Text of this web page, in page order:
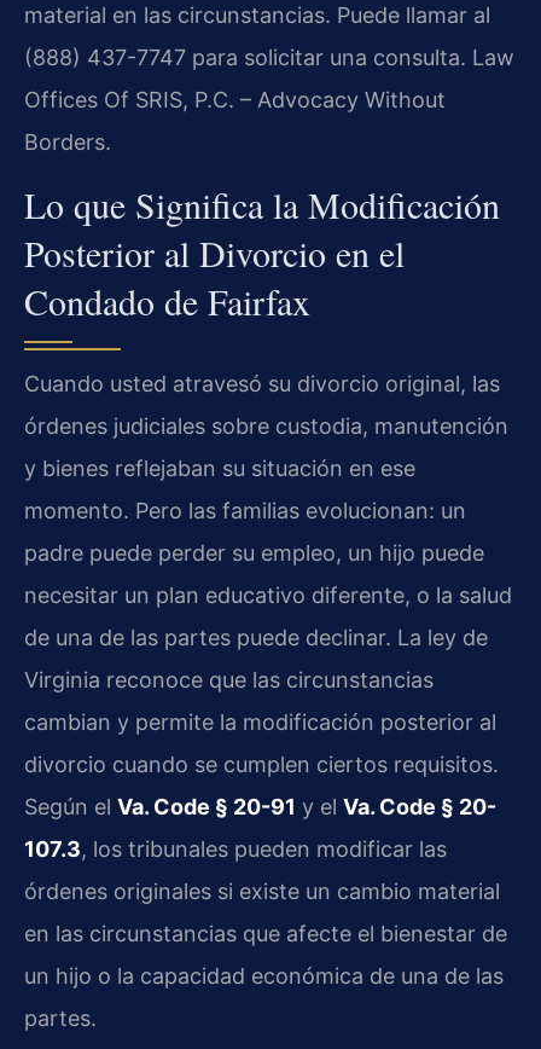
material en las circunstancias. Puede llamar al
(888) 437-7747 para solicitar una consulta. Law
Offices Of SRIS, P.C. – Advocacy Without
Borders.
Lo que Significa la Modificación
Posterior al Divorcio en el
Condado de Fairfax
Cuando usted atravesó su divorcio original, las
órdenes judiciales sobre custodia, manutención
y bienes reflejaban su situación en ese
momento. Pero las familias evolucionan: un
padre puede perder su empleo, un hijo puede
necesitar un plan educativo diferente, o la salud
de una de las partes puede declinar. La ley de
Virginia reconoce que las circunstancias
cambian y permite la modificación posterior al
divorcio cuando se cumplen ciertos requisitos.
Según el Va. Code § 20-91 y el Va. Code § 20-
107.3, los tribunales pueden modificar las
órdenes originales si existe un cambio material
en las circunstancias que afecte el bienestar de
un hijo o la capacidad económica de una de las
partes.